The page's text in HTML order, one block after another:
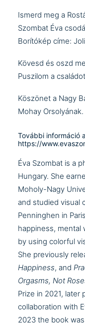
Ismerd meg a
Szombat Éva
Borítókép címe:
Kövesd és oszd
Puszilom a
Köszönet a Nagy
Mohay Orsolyának.
További információ
https://
Éva Szombat is a
Hungary. She
Moholy-Nagy
and studied visual
Penninghen in
happiness, mental
by using colorful
She previously
Happiness, and
Orgasms, Not
Prize in 2021, later
collaboration with
2023 the book